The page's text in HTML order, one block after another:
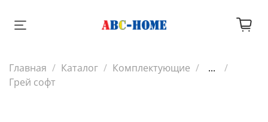
Главная Каталог Комплектующие
...
Грей софт